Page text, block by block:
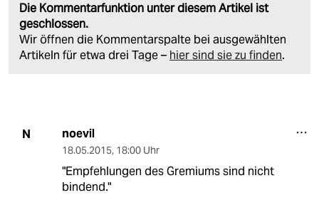
Die Kommentarfunktion unter diesem Artikel ist
geschlossen.
Wir öffnen die Kommentarspalte bei ausgewählten
Artikeln für etwa drei Tage – hier sind sie zu finden.
N noevil
18.05.2015, 18:00 Uhr
"Empfehlungen des Gremiums sind nicht
bindend."